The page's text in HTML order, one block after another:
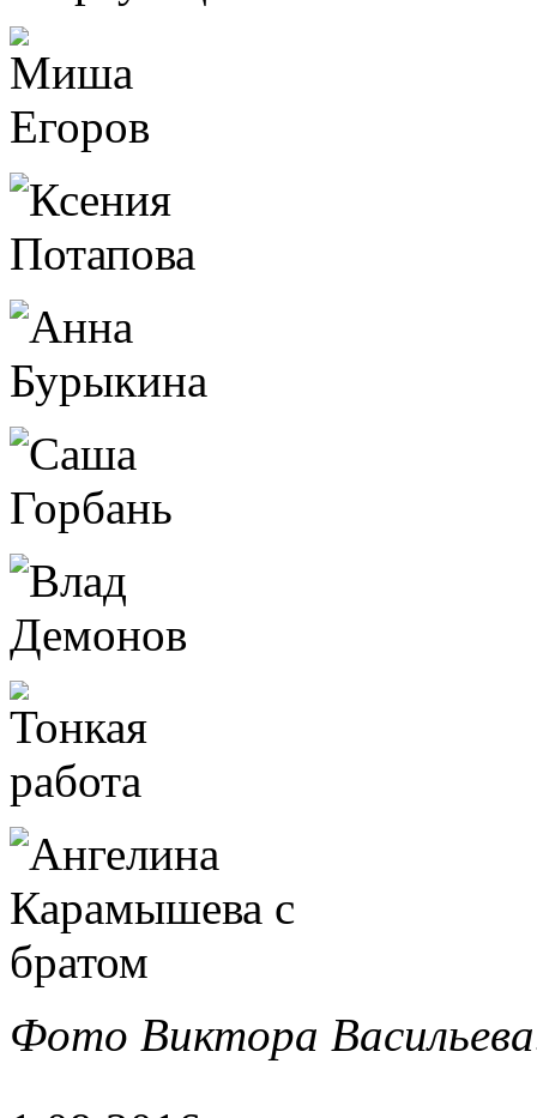
Фото Виктора